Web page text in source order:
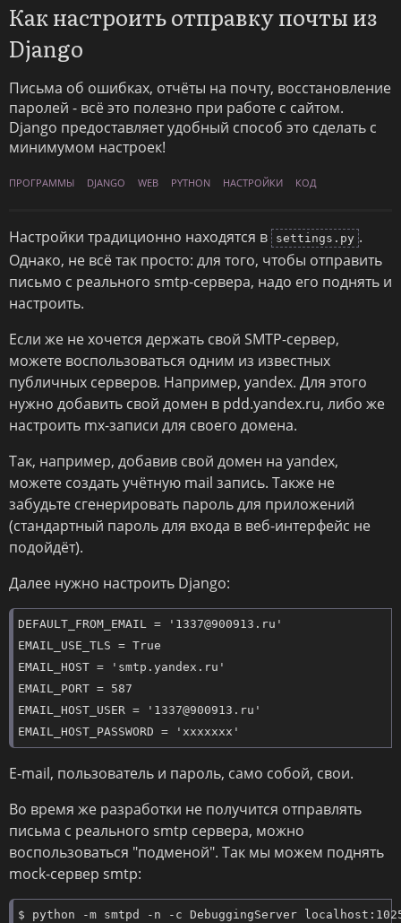
Как настроить отправку почты из
Django
Письма об ошибках, отчёты на почту, восстановление
паролей - всё это полезно при работе с сайтом.
Django предоставляет удобный способ это сделать с
минимумом настроек!
ПРОГРАММЫ DJANGO WEB PYTHON НАСТРОЙКИ КОД
Настройки традиционно находятся в settings.py .
Однако, не всё так просто: для того, чтобы отправить
письмо с реального smtp-сервера, надо его поднять и
настроить.
Если же не хочется держать свой SMTP-сервер,
можете воспользоваться одним из известных
публичных серверов. Например, yandex. Для этого
нужно добавить свой домен в pdd.yandex.ru, либо же
настроить mx-записи для своего домена.
Так, например, добавив свой домен на yandex,
можете создать учётную mail запись. Также не
забудьте сгенерировать пароль для приложений
(стандартный пароль для входа в веб-интерфейс не
подойдёт).
Далее нужно настроить Django:
DEFAULT_FROM_EMAIL = '1337@900913.ru'
EMAIL_USE_TLS = True
EMAIL_HOST = 'smtp.yandex.ru'
EMAIL_PORT = 587
EMAIL_HOST_USER = '1337@900913.ru'
EMAIL_HOST_PASSWORD = 'xxxxxxx'
E-mail, пользователь и пароль, само собой, свои.
Во время же разработки не получится отправлять
письма с реального smtp сервера, можно
воспользоваться "подменой". Так мы можем поднять
mock-сервер smtp:
$ python -m smtpd -n -c DebuggingServer